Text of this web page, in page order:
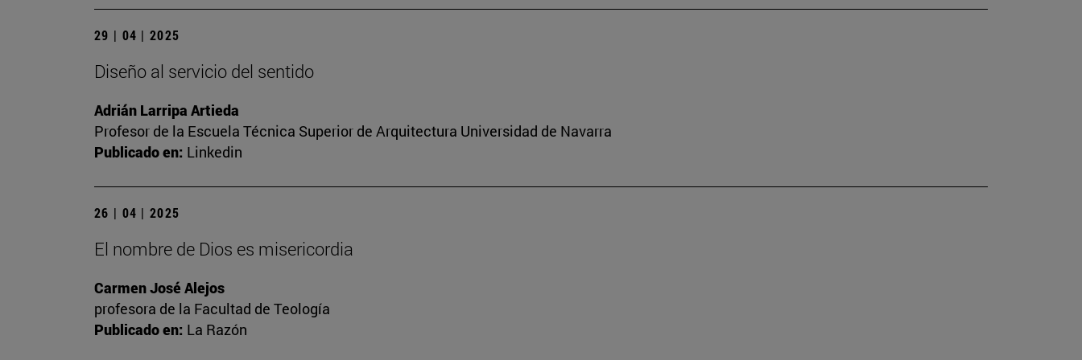
29 | 04 | 2025
Diseño al servicio del sentido
Adrián Larripa Artieda
Profesor de la Escuela Técnica Superior de Arquitectura Universidad de Navarra
Publicado en: Linkedin
26 | 04 | 2025
El nombre de Dios es misericordia
Carmen José Alejos
profesora de la Facultad de Teología
Publicado en: La Razón